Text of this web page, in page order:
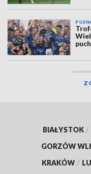
BIAŁYSTOK /
GORZÓW
KRAKÓW /